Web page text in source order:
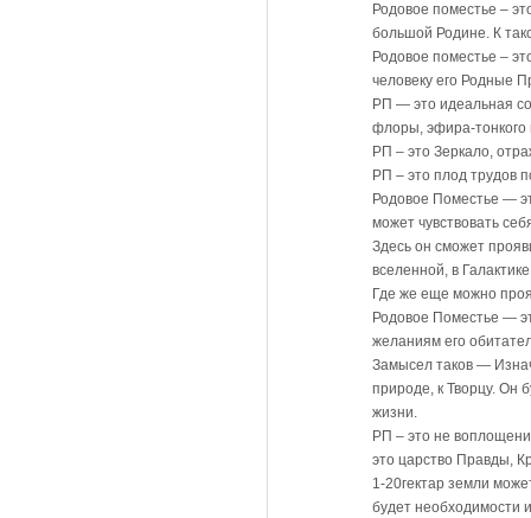
Родовое поместье –
большой Родине. К
Родовое поместье –
человеку его Родные
РП — это идеальная
флоры, эфира-тонкого
РП – это Зеркало,
РП – это плод трудов
Родовое Поместье —
может чувствовать
Здесь он сможет
вселенной, в
Где же еще можно
Родовое Поместье —
желаниям его
Замысел таков —
природе, к Творцу. Он
жизни.
РП – это не
это царство Правды,
1-20гектар земли
будет необходимости